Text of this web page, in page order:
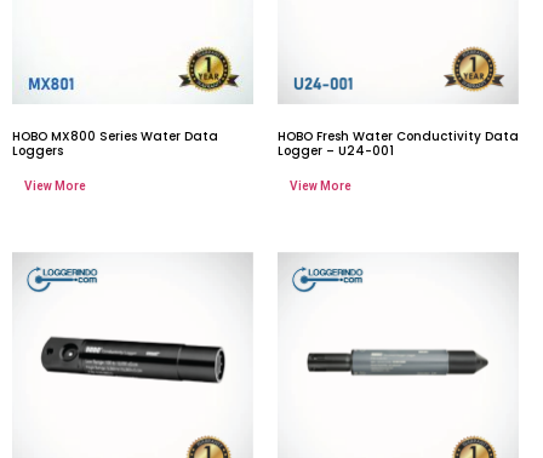
HOBO MX800 Series Water Data
Loggers
HOBO Fresh Water Conductivity Data
Logger – U24-001